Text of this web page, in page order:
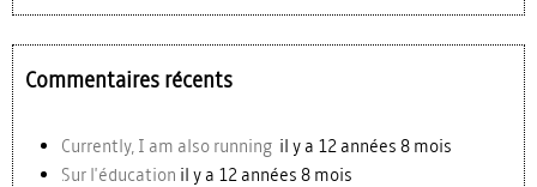
Commentaires récents
Currently, I am also running il y a 12 années 8 mois
Sur l'éducation il y a 12 années 8 mois